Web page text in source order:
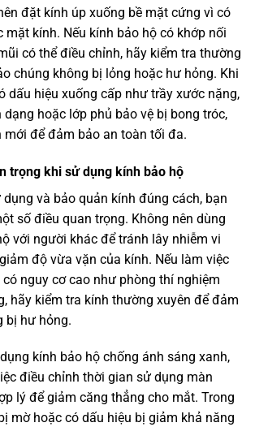
đặt kính úp xuống bề mặt cứng vì có
mặt kính. Nếu kính bảo hộ có khớp nối
có thể điều chỉnh, hãy kiểm tra thường
chúng không bị lỏng hoặc hư hỏng. Khi
dấu hiệu xuống cấp như trầy xước nặng,
hoặc lớp phủ bảo vệ bị bong tróc,
mới để đảm bảo an toàn tối đa.
trọng khi sử dụng kính bảo hộ
dụng và bảo quản kính đúng cách, bạn
số điều quan trọng. Không nên dùng
với người khác để tránh lây nhiễm vi
độ vừa vặn của kính. Nếu làm việc
nguy cơ cao như phòng thí nghiệm
hãy kiểm tra kính thường xuyên để đảm
bị hư hỏng.
kính bảo hộ chống ánh sáng xanh,
điều chỉnh thời gian sử dụng màn
lý để giảm căng thẳng cho mắt. Trong
mờ hoặc có dấu hiệu bị giảm khả năng